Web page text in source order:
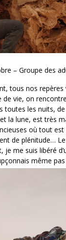
– Groupe des
tous nos repères
vie, on
toutes les nuits,
la lune, est très
où tout
de plénitude…
je me suis libéré
même pas